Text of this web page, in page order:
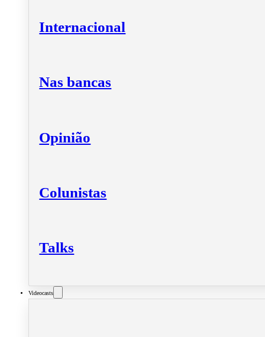
Internacional
Nas bancas
Opinião
Colunistas
Talks
Videocasts